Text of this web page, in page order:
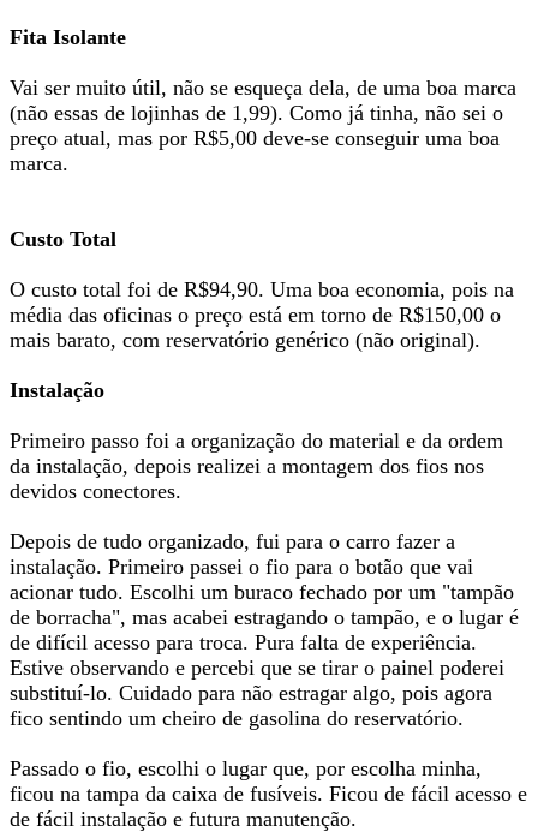
Fita Isolante
Vai ser muito útil, não se esqueça dela, de uma boa marca
(não essas de lojinhas de 1,99). Como já tinha, não sei o
preço atual, mas por R$5,00 deve-se conseguir uma boa
marca.
Custo Total
O custo total foi de R$94,90. Uma boa economia, pois na
média das oficinas o preço está em torno de R$150,00 o
mais barato, com reservatório genérico (não original).
Instalação
Primeiro passo foi a organização do material e da ordem
da instalação, depois realizei a montagem dos fios nos
devidos conectores.
Depois de tudo organizado, fui para o carro fazer a
instalação. Primeiro passei o fio para o botão que vai
acionar tudo. Escolhi um buraco fechado por um "tampão
de borracha", mas acabei estragando o tampão, e o lugar é
de difícil acesso para troca. Pura falta de experiência.
Estive observando e percebi que se tirar o painel poderei
substituí-lo. Cuidado para não estragar algo, pois agora
fico sentindo um cheiro de gasolina do reservatório.
Passado o fio, escolhi o lugar que, por escolha minha,
ficou na tampa da caixa de fusíveis. Ficou de fácil acesso e
de fácil instalação e futura manutenção.